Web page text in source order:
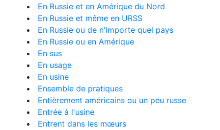
En Russie et en Amérique du Nord
En Russie et même en URSS
En Russie ou de n'importe quel pays
En Russie ou en Amérique
En sus
En usage
En usine
Ensemble de pratiques
Entièrement américains ou un peu russe
Entrée à l'usine
Entrent dans les mœurs